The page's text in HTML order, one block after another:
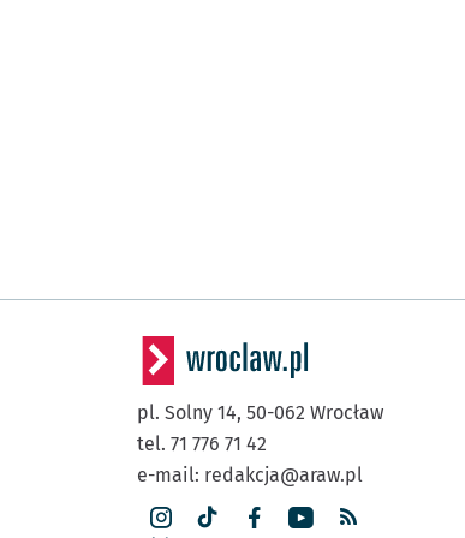
pl. Solny 14, 50-062 Wrocław
tel. 71 776 71 42
e-mail: redakcja@araw.pl